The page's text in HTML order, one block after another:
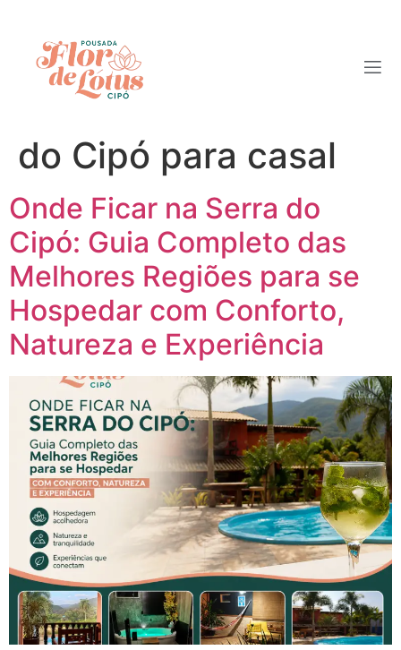
Tag:hotéis
românticos na Serra
do Cipó para casal
Onde Ficar na Serra do
Cipó: Guia Completo das
Melhores Regiões para se
Hospedar com Conforto,
Natureza e Experiência